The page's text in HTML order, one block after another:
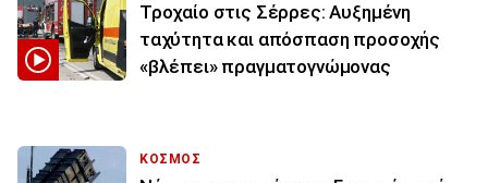
Τροχαίο στις Σέρρες: Αυξημένη
ταχύτητα και απόσπαση προσοχής
«βλέπει» πραγματογνώμονας
ΚΟΣΜΟΣ